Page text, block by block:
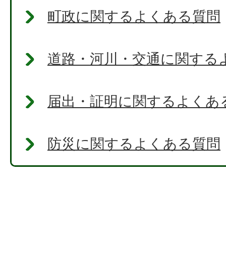
町政に関するよくある質問
道路・河川・交通に関する
届出・証明に関するよくあ
防災に関するよくある質問